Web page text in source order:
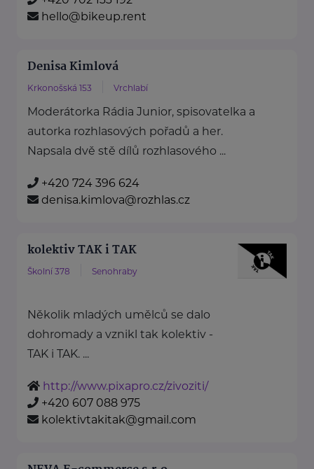
hello@bikeup.rent
Denisa Kimlová
Krkonošská 153 Vrchlabí
Moderátorka Rádia Junior, spisovatelka a
autorka rozhlasových pořadů a her.
Napsala dvě stě dílů rozhlasového ...
+420 724 396 624
denisa.kimlova@rozhlas.cz
kolektiv TAK i TAK
Školní 378 Senohraby
Několik mladých umělců se dalo
dohromady a vznikl tak kolektiv -
TAK i TAK. ...
http://www.pixapro.cz/zivoziti/
+420 607 088 975
kolektivtakitak@gmail.com